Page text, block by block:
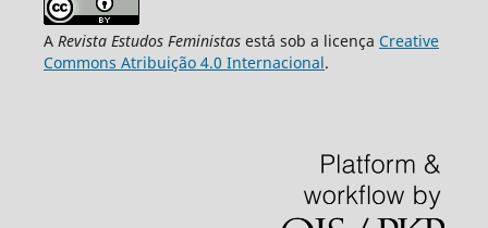
A Revista Estudos Feministasestá sob a licença Creative
Commons Atribuição 4.0 Internacional.